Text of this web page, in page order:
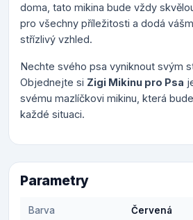
doma, tato mikina bude vždy
pro všechny příležitosti a dodá
střízlivý vzhled.
Nechte svého psa vyniknout svým
Objednejte si Zigi Mikinu pro Psa
svému mazlíčkovi mikinu, která
každé situaci.
Parametry
Barva Červená